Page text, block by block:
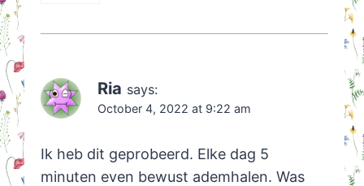
Ria says:
October 4, 2022 at 9:22 am
Ik heb dit geprobeerd. Elke dag 5
minuten even bewust ademhalen. Was